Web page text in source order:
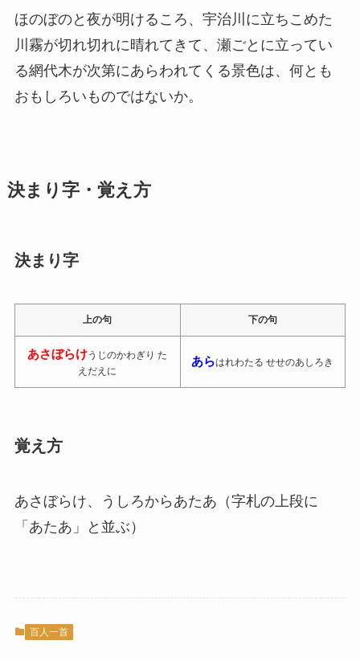
ほのぼのと夜が明けるころ、宇治川に立ちこめた
川霧が切れ切れに晴れてきて、瀬ごとに立ってい
る網代木が次第にあらわれてくる景色は、何とも
おもしろいものではないか。
決まり字・覚え方
決まり字
上の句 下の句
あさぼらけうじのかわぎり た
えだえに
あらはれわたる せせのあしろき
覚え方
あさぼらけ、うしろからあたあ（字札の上段に
「あたあ」と並ぶ）
百人一首